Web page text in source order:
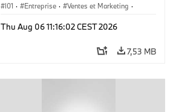
I01 · Entreprise · Ventes et Marketing ·
Thu Aug 06 11:16:02 CEST 2026
7,53 MB